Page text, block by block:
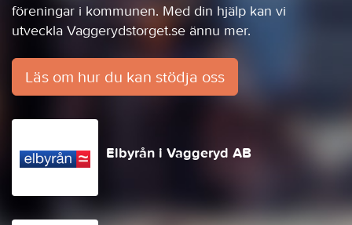
föreningar i kommunen. Med din hjälp kan vi
utveckla Vaggerydstorget.se ännu mer.
Läs om hur du kan stödja oss
Elbyrån i Vaggeryd AB